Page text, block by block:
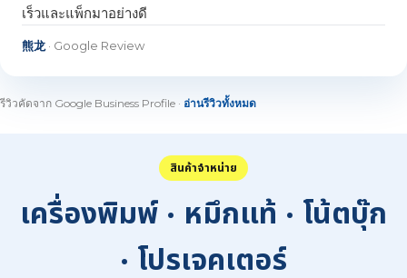
เร็วและแพ็กมาอย่างดี
熊龙 · Google Review
รีวิวคัดจาก Google Business Profile · อ่านรีวิวทั้งหมด
สินค้าจำหน่าย
เครื่องพิมพ์ · หมึกแท้ · โน้ตบุ๊ก
· โปรเจคเตอร์